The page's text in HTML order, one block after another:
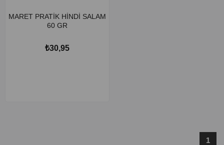
MARET PRATİK HİNDİ SALAM
60 GR
₺30,95
1